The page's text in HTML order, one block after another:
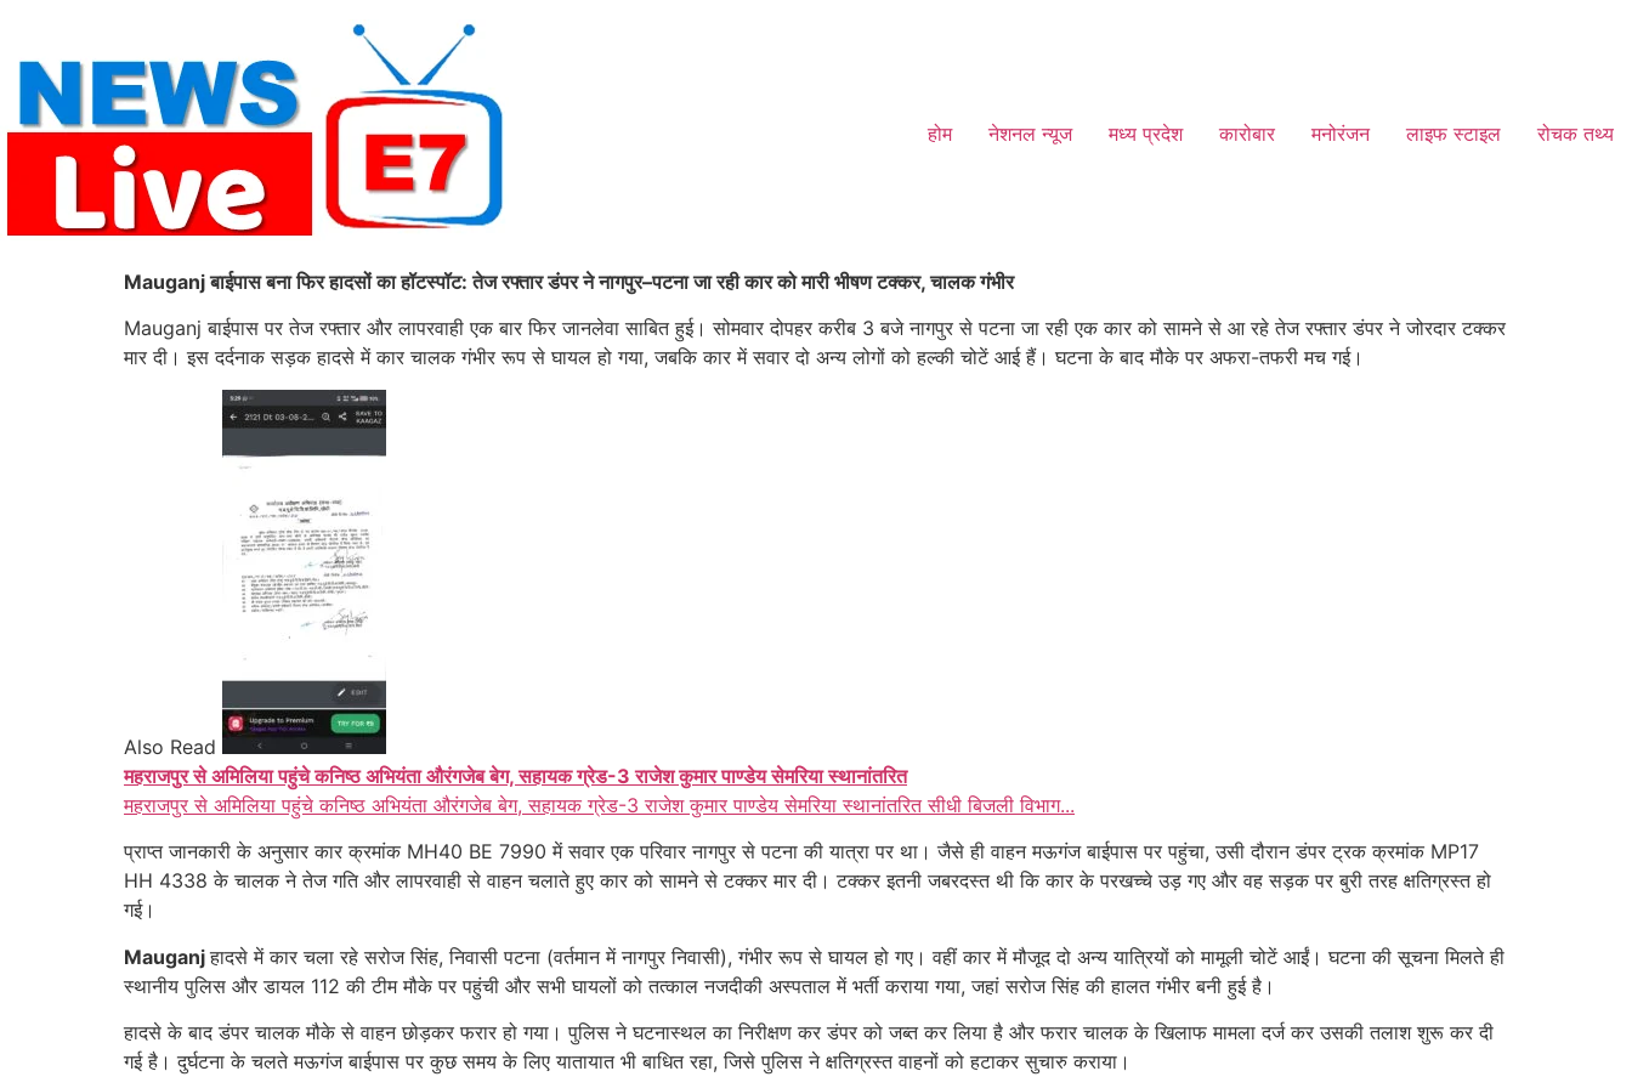
content
होम नेशनल न्यूज मध्य प्रदेश कारोबार मनोरंजन लाइफ स्टाइल रोचक तथ्य
Mauganj बाईपास बना फिर हादसों का हॉटस्पॉट: तेज रफ्तार डंपर ने नागपुर–पटना जा रही कार को मारी भीषण टक्कर, चालक गंभीर
Mauganj बाईपास पर तेज रफ्तार और लापरवाही एक बार फिर जानलेवा साबित हुई। सोमवार दोपहर करीब 3 बजे नागपुर से पटना जा रही एक कार को सामने से आ रहे तेज रफ्तार डंपर ने जोरदार टक्कर
मार दी। इस दर्दनाक सड़क हादसे में कार चालक गंभीर रूप से घायल हो गया, जबकि कार में सवार दो अन्य लोगों को हल्की चोटें आई हैं। घटना के बाद मौके पर अफरा-तफरी मच गई।
Also Read
महराजपुर से अमिलिया पहुंचे कनिष्ठ अभियंता औरंगजेब बेग, सहायक ग्रेड-3 राजेश कुमार पाण्डेय सेमरिया स्थानांतरित
महराजपुर से अमिलिया पहुंचे कनिष्ठ अभियंता औरंगजेब बेग, सहायक ग्रेड-3 राजेश कुमार पाण्डेय सेमरिया स्थानांतरित सीधी बिजली विभाग...
प्राप्त जानकारी के अनुसार कार क्रमांक MH40 BE 7990 में सवार एक परिवार नागपुर से पटना की यात्रा पर था। जैसे ही वाहन मऊगंज बाईपास पर पहुंचा, उसी दौरान डंपर ट्रक क्रमांक MP17
HH 4338 के चालक ने तेज गति और लापरवाही से वाहन चलाते हुए कार को सामने से टक्कर मार दी। टक्कर इतनी जबरदस्त थी कि कार के परखच्चे उड़ गए और वह सड़क पर बुरी तरह क्षतिग्रस्त हो
गई।
Mauganjहादसे में कार चला रहे सरोज सिंह, निवासी पटना (वर्तमान में नागपुर निवासी), गंभीर रूप से घायल हो गए। वहीं कार में मौजूद दो अन्य यात्रियों को मामूली चोटें आईं। घटना की सूचना मिलते ही
स्थानीय पुलिस और डायल 112 की टीम मौके पर पहुंची और सभी घायलों को तत्काल नजदीकी अस्पताल में भर्ती कराया गया, जहां सरोज सिंह की हालत गंभीर बनी हुई है।
हादसे के बाद डंपर चालक मौके से वाहन छोड़कर फरार हो गया। पुलिस ने घटनास्थल का निरीक्षण कर डंपर को जब्त कर लिया है और फरार चालक के खिलाफ मामला दर्ज कर उसकी तलाश शुरू कर दी
गई है। दुर्घटना के चलते मऊगंज बाईपास पर कुछ समय के लिए यातायात भी बाधित रहा, जिसे पुलिस ने क्षतिग्रस्त वाहनों को हटाकर सुचारु कराया।